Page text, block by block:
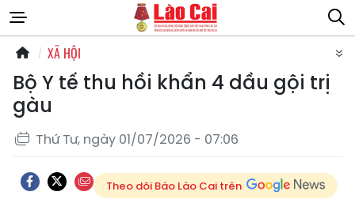
XÃ HỘI
Bộ Y tế thu hồi khẩn 4 dầu gội trị
gàu
Thứ Tư, ngày 01/07/2026 - 07:06
Theo dõi Báo Lào Cai trên